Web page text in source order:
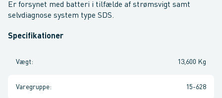
Er forsynet med batteri i tilfælde af strømsvigt samt
selvdiagnose system type SDS.
Specifikationer
Vægt: 13,600 Kg
Varegruppe: 15-628